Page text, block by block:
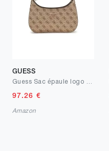
GUESS
97.26 €
Amazon